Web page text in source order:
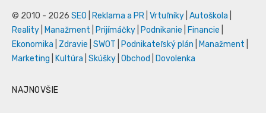
© 2010 - 2026 SEO Reklama a PR Vrtuľníky Autoškola
Reality
Manažment Prijímáčky Podnikanie Financie
Ekonomika
Zdravie SWOT Podnikateľský plán Manažment
Marketing
Kultúra Skúšky Obchod Dovolenka
NAJNOVŠIE